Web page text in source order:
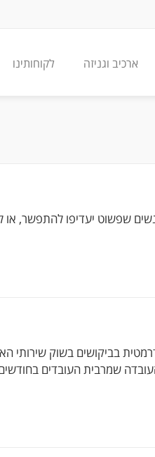
ארכיב וגניזה לקוחותינו
שפשוט יעדיפו להתפשר,
של קבוצת ארכיביון עם תחילת הסגר הראשון בישראל במרץ 2020, חלה